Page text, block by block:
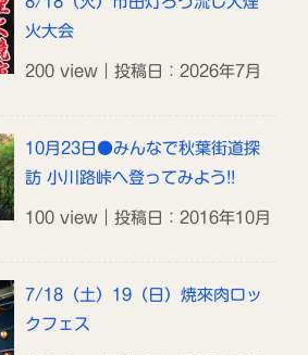
火大会
200 view｜投稿日：2026年7月
10月23日●みんなで秋葉街道探
訪 小川路峠へ登ってみよう!!
100 view｜投稿日：2016年10月
7/18（土）19（日）焼來肉ロッ
クフェス